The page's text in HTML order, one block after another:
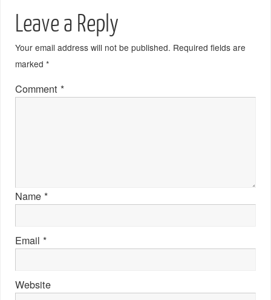
Leave a Reply
Your email address will not be published. Required fields are
marked*
Comment*
Name*
Email*
Website